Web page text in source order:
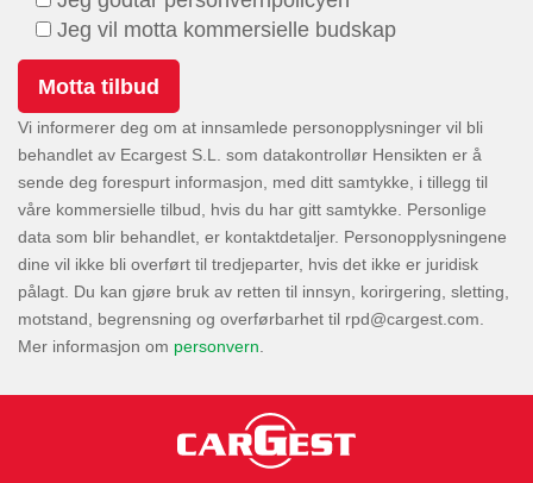
Jeg vil motta kommersielle budskap
Vi informerer deg om at innsamlede personopplysninger vil bli
behandlet av Ecargest S.L. som datakontrollør Hensikten er å
sende deg forespurt informasjon, med ditt samtykke, i tillegg til
våre kommersielle tilbud, hvis du har gitt samtykke. Personlige
data som blir behandlet, er kontaktdetaljer. Personopplysningene
dine vil ikke bli overført til tredjeparter, hvis det ikke er juridisk
pålagt. Du kan gjøre bruk av retten til innsyn, korirgering, sletting,
motstand, begrensning og overførbarhet til
Mer informasjon om personvern